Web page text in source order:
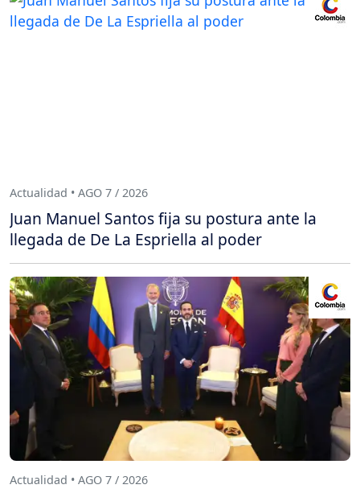
Actualidad • AGO 7 / 2026
Juan Manuel Santos fija su postura ante la
llegada de De La Espriella al poder
Actualidad • AGO 7 / 2026